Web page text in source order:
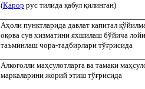
(Қарор рус тилида қабул қилинган)
Аҳоли пунктларида давлат капитал қ
оқова сув хизматини яхшилаш бўйича лойи
таъминлаш чора-тадбирлари тўғрисида
Алкоголли маҳсулотларга ва тамаки маҳ
маркаларини жорий этиш тўғрисида